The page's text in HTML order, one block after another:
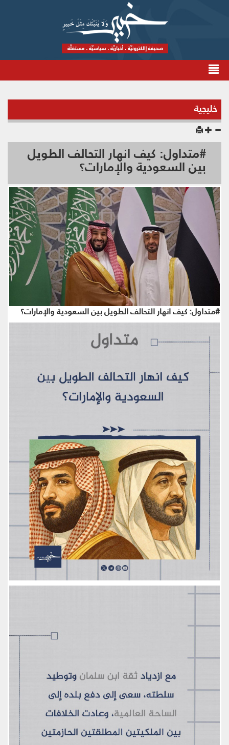
خليجية
#متداول: كيف انهار التحالف الطويل
بين السعودية والإمارات؟
#متداول: كيف انهار التحالف الطويل بين السعودية والإمارات؟